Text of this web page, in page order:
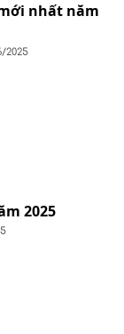
nhất năm
2025
2025